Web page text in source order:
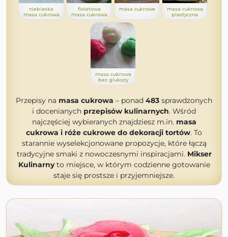
niebieska
masa cukrowa
fioletowa
masa cukrowa
masa cukrowe
masa cukrowa
plastyczna
masa cukrowa
bez glukozy
Przepisy na masa cukrowa – ponad 483 sprawdzonych
i docenianych przepisów kulinarnych. Wśród
najczęściej wybieranych znajdziesz m.in. masa
cukrowa i róże cukrowe do dekoracji tortów. To
starannie wyselekcjonowane propozycje, które łączą
tradycyjne smaki z nowoczesnymi inspiracjami. Mikser
Kulinarnyto miejsce, w którym codzienne gotowanie
staje się prostsze i przyjemniejsze.